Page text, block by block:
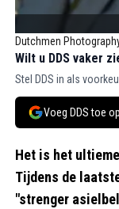
Dutchmen
Wilt u DDS vaker
Stel DDS in als
Voeg DDS toe
Het is het
Tijdens de
"strenger